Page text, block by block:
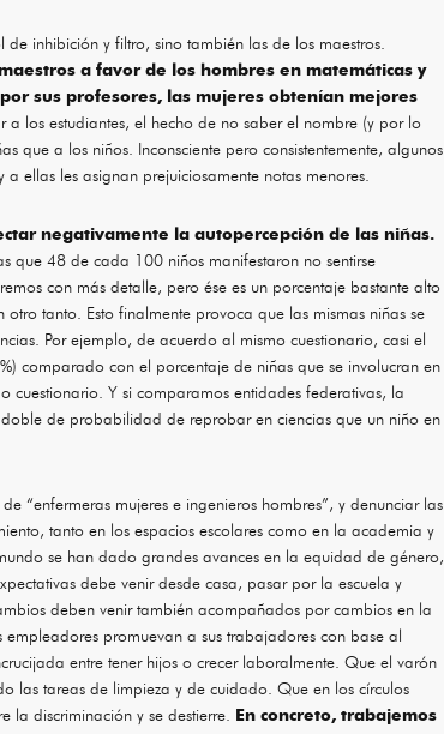
inhibición y filtro, sino también las de los maestros.
a favor de los hombres en matemáticas y
sus profesores, las mujeres obtenían mejores
a los estudiantes, el hecho de no saber el nombre (y por lo
que a los niños. Inconsciente pero consistentemente, algunos
ellas les asignan prejuiciosamente notas menores.
negativamente la autopercepción de las niñas.
que 48 de cada 100 niños manifestaron no sentirse
con más detalle, pero ése es un porcentaje bastante alto
tanto. Esto finalmente provoca que las mismas niñas se
Por ejemplo, de acuerdo al mismo cuestionario, casi el
comparado con el porcentaje de niñas que se involucran en
cuestionario. Y si comparamos entidades federativas, la
de probabilidad de reprobar en ciencias que un niño en
“enfermeras mujeres e ingenieros hombres”, y denunciar las
tanto en los espacios escolares como en la academia y
se han dado grandes avances en la equidad de género,
debe venir desde casa, pasar por la escuela y
deben venir también acompañados por cambios en la
promuevan a sus trabajadores con base al
entre tener hijos o crecer laboralmente. Que el varón
las tareas de limpieza y de cuidado. Que en los círculos
la discriminación y se destierre. En concreto, trabajemos